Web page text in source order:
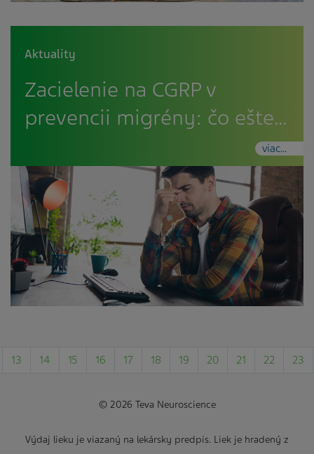
Aktuality
Zacielenie na CGRP v
prevencii migrény: čo ešte…
viac...
13 14 15 16 17 18 19 20 21 22 23
© 2026 Teva Neuroscience
Výdaj lieku je viazaný na lekársky predpis. Liek je hradený z